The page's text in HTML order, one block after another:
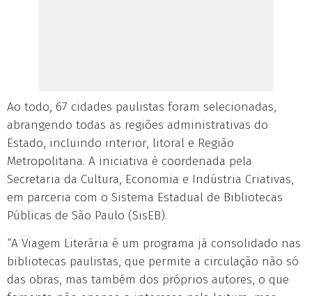
Ao todo, 67 cidades paulistas foram selecionadas,
abrangendo todas as regiões administrativas do
Estado, incluindo interior, litoral e Região
Metropolitana. A iniciativa é coordenada pela
Secretaria da Cultura, Economia e Indústria Criativas,
em parceria com o Sistema Estadual de Bibliotecas
Públicas de São Paulo (SisEB).
“A Viagem Literária é um programa já consolidado nas
bibliotecas paulistas, que permite a circulação não só
das obras, mas também dos próprios autores, o que